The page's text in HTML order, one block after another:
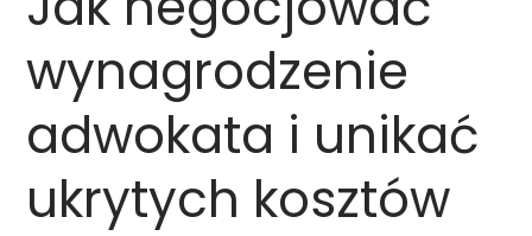
wynagrodzenie
adwokata i unikać
ukrytych kosztów